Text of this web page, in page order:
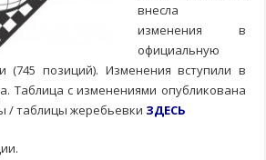
внесла
изменения в
официальную
(745 позиций). Изменения вступили в
Таблица с изменениями опубликована
/ таблицы жеребьевки ЗДЕСЬ